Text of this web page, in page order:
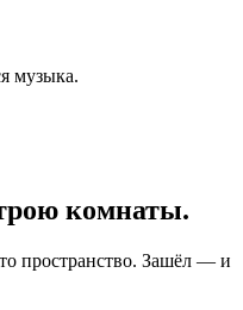
музыка.
комнаты.
пространство. Зашёл — и